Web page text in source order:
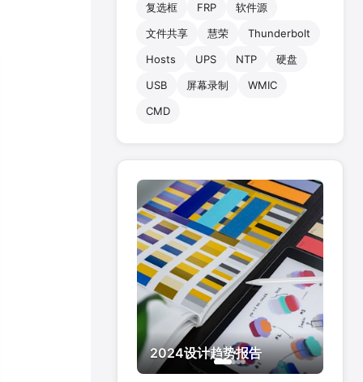
复选框
FRP
软件源
文件共享
慧荣
Thunderbolt
Hosts
UPS NTP
硬盘
USB
屏幕录制
WMIC
CMD
2024设计趋势报告
UI设计最佳实践
设计系统构建指南
用户体验设计课程